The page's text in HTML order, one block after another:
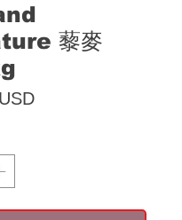
藜麥
Price